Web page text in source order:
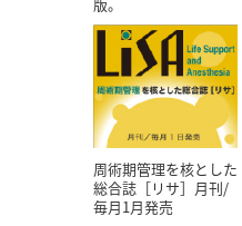
周術期管理を核とした
総合誌［リサ］月刊/
毎月1月発売